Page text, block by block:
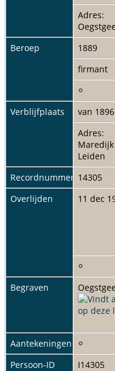
Adres:
Beroep
1889
firmant
Verblijfplaats
van
Adres:
Maredijk
Leiden
Recordnummer 14305
Overlijden
11 dec
Begraven
Aantekeningen
Persoon-ID
I14305